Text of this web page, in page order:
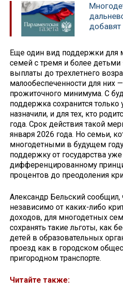
добавят
Еще один вид поддержки для
семей с тремя и более
выплаты до трехлетнего
малообеспеченности для них
прожиточного минимума. С
поддержка сохранится только
назначили, и для тех, кто
года. Срок действия такой
января 2026 года. Но семьи,
многодетными в будущем году,
поддержку от государства
дифференцированному
процентов до преодоления
Александр Бельский сообщил,
независимо от каких-либо
доходов, для многодетных
сохранять такие льготы, как
детей в образовательных
проезд как в городском
пригородном транспорте.
Читайте также: